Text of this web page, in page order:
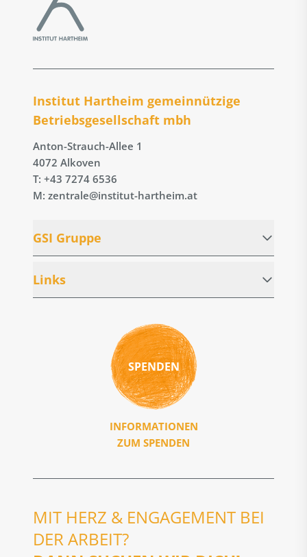
Institut Hartheim gemeinnützige
Betriebs­gesellschaft mbh
Anton-Strauch-Allee 1
4072 Alkoven
T: +43 7274 6536
M: zentrale@institut-hartheim.at
GSI Gruppe
Links
SPENDEN
INFORMATIONEN
ZUM SPENDEN
MIT HERZ & ENGAGEMENT BEI
DER ARBEIT?